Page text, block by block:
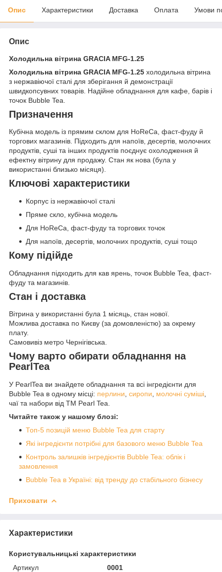
Опис Характеристики Доставка Оплата Умови
Опис
Холодильна вітрина GRACIA MFG-1.25
Холодильна вітрина GRACIA MFG-1.25 холодильна вітрина
з нержавіючої сталі для зберігання й демонстрації
швидкопсувних товарів. Надійне обладнання для кафе, барів і
точок Bubble Tea.
Призначення
Кубічна модель із прямим склом для HoReCa, фаст-фуду й
торгових магазинів. Підходить для напоїв, десертів, молочних
продуктів, суші та інших продуктів поєднує охолодження й
ефектну вітрину для продажу. Стан як нова (була у
використанні близько місяця).
Ключові характеристики
Корпус із нержавіючої сталі
Пряме скло, кубічна модель
Для HoReCa, фаст-фуду та торгових точок
Для напоїв, десертів, молочних продуктів, суші тощо
Кому підійде
Обладнання підходить для кав ярень, точок Bubble Tea, фаст-
фуду та магазинів.
Стан і доставка
Вітрина у використанні була 1 місяць, стан нової.
Можлива доставка по Києву (за домовленістю) за окрему
плату.
Самовивіз метро Чернігівська.
Чому варто обирати обладнання на
PearlTea
У PearlTea ви знайдете обладнання та всі інгредієнти для
Bubble Tea в одному місці: перлини сиропи молочні суміші
чаї та набори від ТМ Pearl Tea.
Читайте також у нашому блозі:
Топ-5 позицій меню Bubble Tea для старту
Які інгредієнти потрібні для базового меню Bubble Tea
Контроль залишків інгредієнтів Bubble Tea: облік і
замовлення
Bubble Tea в Україні: від тренду до стабільного бізнесу
Приховати
Характеристики
Користувальницькі характеристики
Артикул
0001